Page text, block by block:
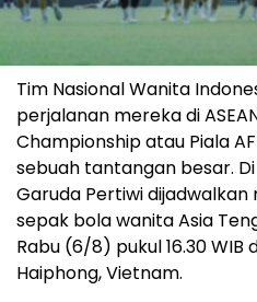
Tim Nasional Wanita
perjalanan mereka di
Championship atau Piala
sebuah tantangan besar.
Garuda Pertiwi
sepak bola wanita Asia
Rabu (6/8) pukul 16.30 WIB
Haiphong, Vietnam.